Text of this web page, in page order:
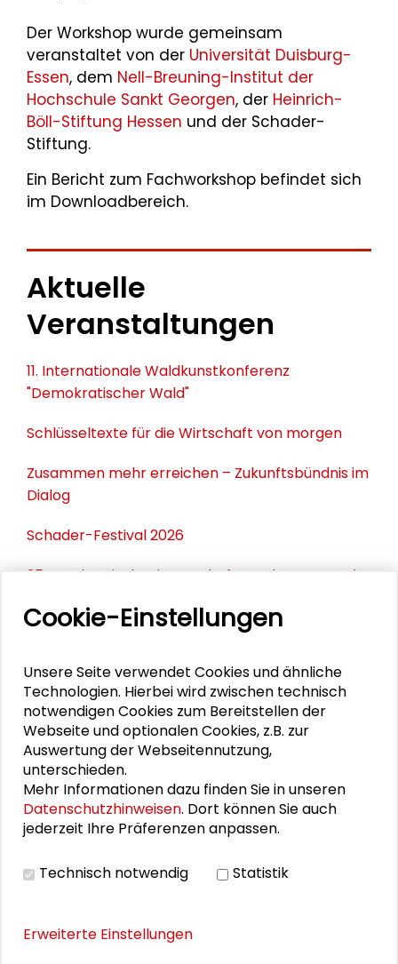
Der Workshop wurde gemeinsam
veranstaltet von der Universität Duisburg-
Essen, dem Nell-Breuning-Institut der
Hochschule Sankt Georgen, der Heinrich-
Böll-Stiftung Hessen und der Schader-
Stiftung.
Ein Bericht zum Fachworkshop befindet sich
im Downloadbereich.
Aktuelle
Veranstaltungen
11. Internationale Waldkunstkonferenz
"Demokratischer Wald"
Schlüsseltexte für die Wirtschaft von morgen
Zusammen mehr erreichen – Zukunftsbündnis im
Dialog
Schader-Festival 2026
25. Runder Tisch Wissenschaftsstadt Darmstadt
Bericht zum Fachworkshop
"Gestaltungsoptionen der sogenannten 24-
Stunden-Pflege" (PDF)
Programm Gestaltungsoptionen der
sogenannten 24-Stunden-Pflege
Hintergrundpapier zum Fachworkshop, verfasst
von Prof. Dr. Bernhard Emunds, Dr. Jonas
Rossow
Cookie-Einstellungen
Unsere Seite verwendet Cookies und ähnliche
Technologien. Hierbei wird zwischen technisch
notwendigen Cookies zum Bereitstellen der
Webseite und optionalen Cookies, z.B. zur
Auswertung der Webseitennutzung,
unterschieden.
Mehr Informationen dazu finden Sie in unseren
Datenschutzhinweisen. Dort können Sie auch
jederzeit Ihre Präferenzen anpassen.
Technisch notwendig Statistik
Erweiterte Einstellungen